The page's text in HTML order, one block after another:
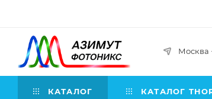
Москва
КАТАЛОГ КАТАЛОГ